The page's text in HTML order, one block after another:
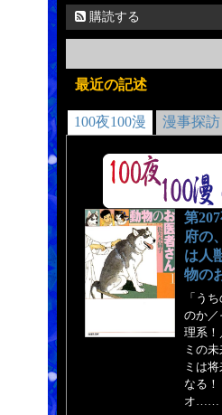
購読する
最近の記述
100夜100漫 漫事探訪
第
府の
は人
物の
「う
のか／
理系！
ミの
ミは
なる！
オ……